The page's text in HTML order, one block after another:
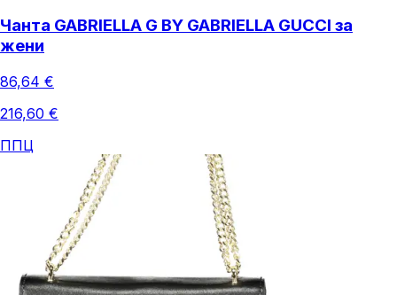
Чанта GABRIELLA G BY GABRIELLA GUCCI за
жени
86,64 €
216,60 €
ППЦ